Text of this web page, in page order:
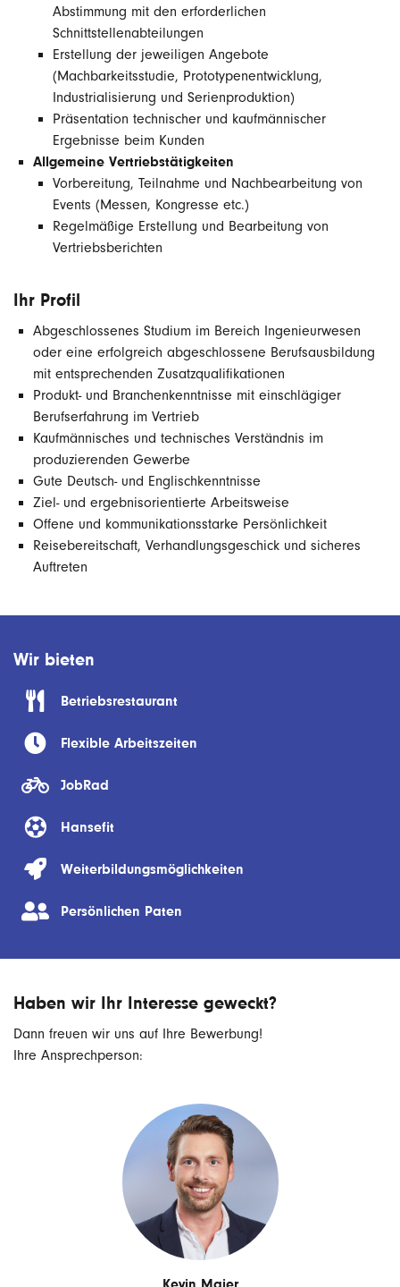
Abstimmung mit den erforderlichen
Schnittstellenabteilungen
Erstellung der jeweiligen Angebote
(Machbarkeitsstudie, Prototypenentwicklung,
Industrialisierung und Serienproduktion)
Präsentation technischer und kaufmännischer
Ergebnisse beim Kunden
Allgemeine Vertriebstätigkeiten
Vorbereitung, Teilnahme und Nachbearbeitung von
Events (Messen, Kongresse etc.)
Regelmäßige Erstellung und Bearbeitung von
Vertriebsberichten
Ihr Profil
Abgeschlossenes Studium im Bereich Ingenieurwesen
oder eine erfolgreich abgeschlossene Berufsausbildung
mit entsprechenden Zusatzqualifikationen
Produkt- und Branchenkenntnisse mit einschlägiger
Berufserfahrung im Vertrieb
Kaufmännisches und technisches Verständnis im
produzierenden Gewerbe
Gute Deutsch- und Englischkenntnisse
Ziel- und ergebnisorientierte Arbeitsweise
Offene und kommunikationsstarke Persönlichkeit
Reisebereitschaft, Verhandlungsgeschick und sicheres
Auftreten
Wir bieten
Betriebsrestaurant
Flexible Arbeitszeiten
JobRad
Hansefit
Weiterbildungsmöglichkeiten
Persönlichen Paten
Haben wir Ihr Interesse geweckt?
Dann freuen wir uns auf Ihre Bewerbung!
Ihre Ansprechperson: